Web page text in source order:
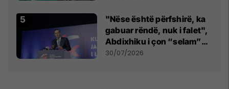
"Nëse është përfshirë, ka
gabuar rëndë, nuk i falet",
Abdixhiku i çon “selam”
Përparim Ramës
30/07/2026